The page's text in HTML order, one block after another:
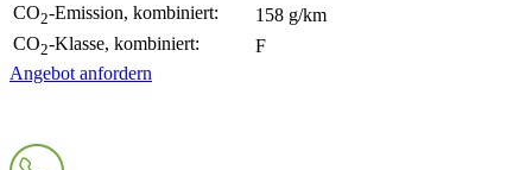
CO2-Emission, kombiniert:
158 g/km
CO2-Klasse, kombiniert:
F
Angebot anfordern